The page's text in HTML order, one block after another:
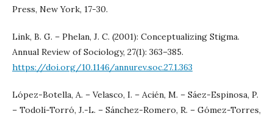
Press, New York, 17-30.
Link, B. G. – Phelan, J. C. (2001): Conceptualizing Stigma.
Annual Review of Sociology, 27(1): 363–385.
https://doi.org/10.1146/annurev.soc.27.1.363
López-Botella, A. – Velasco, I. – Acién, M. – Sáez-Espinosa, P.
– Todolí-Torró, J.-L. – Sánchez-Romero, R. – Gómez-Torres,